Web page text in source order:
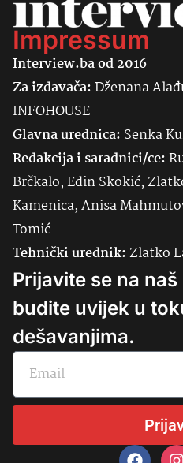
Impressum
Interview.ba od 2016
Za izdavača:Dženana
INFOHOUSE
Glavna urednica: Senka
Redakcija i saradnici/ce:
Brčkalo, Edin Skokić,
Kamenica, Anisa
Tomić
Tehnički urednik:Zlatko
Prijavite se na
budite uvijek u
dešavanjima.